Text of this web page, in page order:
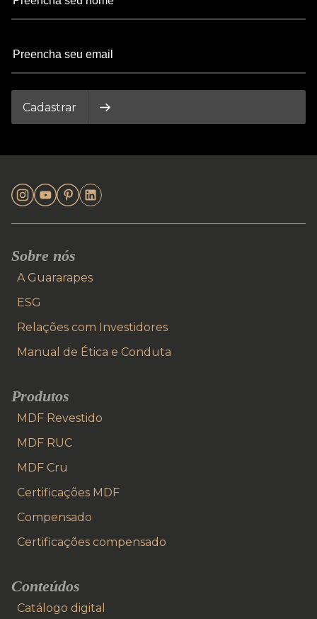
Cadastrar
Sobre nós
A Guararapes
ESG
Relações com Investidores
Manual de Ética e Conduta
Produtos
MDF Revestido
MDF RUC
MDF Cru
Certificações MDF
Compensado
Certificações compensado
Conteúdos
Catálogo digital